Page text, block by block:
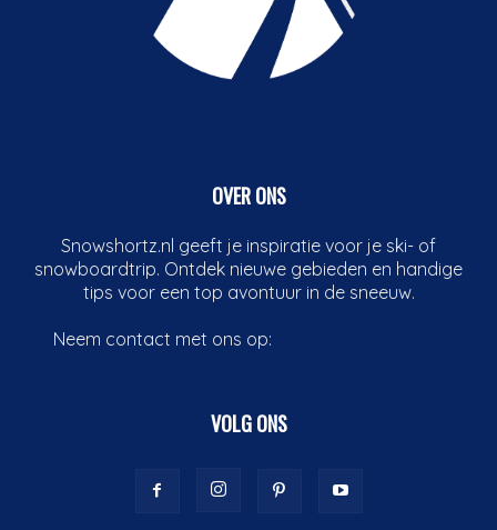
OVER ONS
Snowshortz.nl geeft je inspiratie voor je ski- of
snowboardtrip. Ontdek nieuwe gebieden en handige
tips voor een top avontuur in de sneeuw.
Neem contact met ons op:
VOLG ONS